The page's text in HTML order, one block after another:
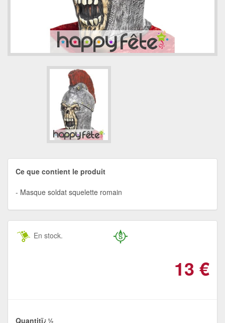
Ce que contient le produit
Masque soldat squelette romain
En stock.
13 €
Quantitï¿½